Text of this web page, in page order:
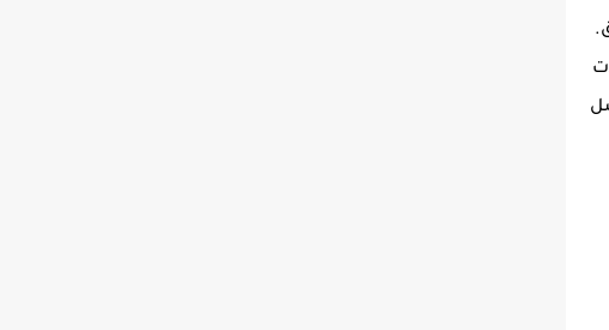
وقد يصل